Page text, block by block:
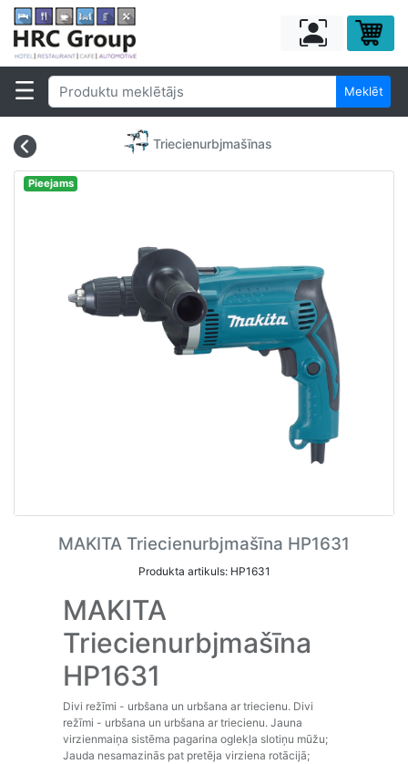
Meklēt
Triecienurbjmašīnas
Pieejams
MAKITA Triecienurbjmašīna HP1631
Produkta artikuls: HP1631
MAKITA
Triecienurbjmašīna
HP1631
Divi režīmi - urbšana un urbšana ar triecienu. Divi
režīmi - urbšana un urbšana ar triecienu. Jauna
virzienmaiņa sistēma pagarina oglekļa slotiņu mūžu;
Jauda nesamazinās pat pretēja virziena rotācijā;